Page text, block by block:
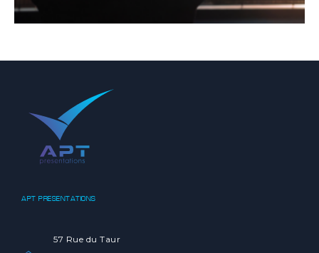
APT PRESENTATIONS
57 Rue du Taur